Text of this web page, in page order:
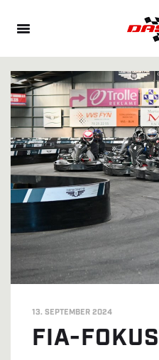
13. SEPTEMBER 2024
FIA-